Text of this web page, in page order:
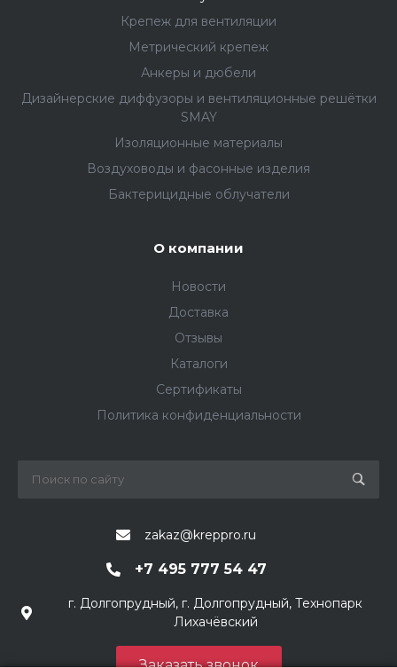
Крепеж для вентиляции
Метрический крепеж
Анкеры и дюбели
Дизайнерские диффузоры и вентиляционные решётки
SMAY
Изоляционные материалы
Воздуховоды и фасонные изделия
Бактерицидные облучатели
О компании
Новости
Доставка
Отзывы
Каталоги
Сертификаты
Политика конфиденциальности
zakaz@kreppro.ru
+7 495 777 54 47
г. Долгопрудный, г. Долгопрудный, Технопарк
Лихачёвский